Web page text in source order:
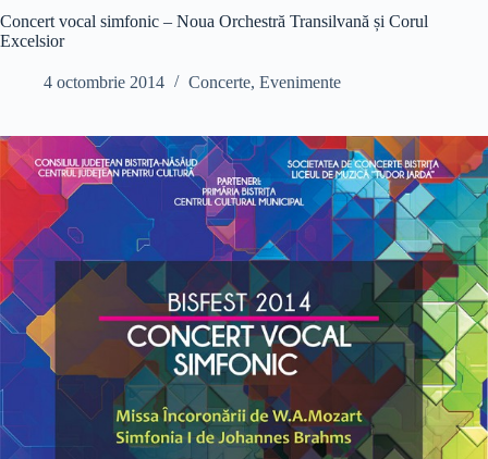
Concert vocal simfonic – Noua Orchestră Transilvană și Corul
Excelsior
4 octombrie 2014 Concerte, Evenimente